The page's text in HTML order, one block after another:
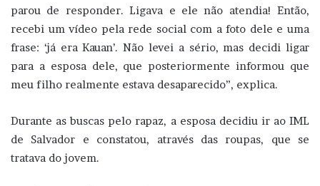
parou de responder. Ligava e ele não atendia! Então,
recebi um vídeo pela rede social com a foto dele e uma
frase: ‘já era Kauan’. Não levei a sério, mas decidi ligar
para a esposa dele, que posteriormente informou que
meu filho realmente estava desaparecido”, explica.
Durante as buscas pelo rapaz, a esposa decidiu ir ao IML
de Salvador e constatou, através das roupas, que se
tratava do jovem.